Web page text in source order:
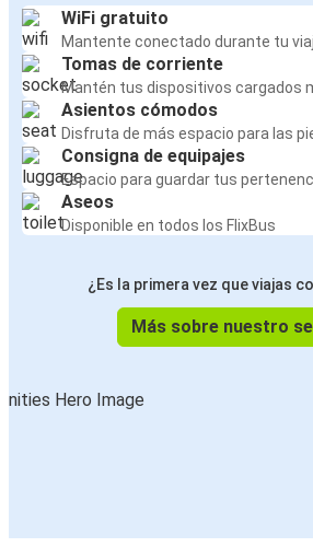
WiFi gratuito
Mantente conectado durante tu
Tomas de corriente
Mantén tus dispositivos cargados
Asientos cómodos
Disfruta de más espacio para las
Consigna de equipajes
Espacio para guardar tus
Aseos
Disponible en todos los FlixBus
¿Es la primera vez que viajas
Más sobre nuestro